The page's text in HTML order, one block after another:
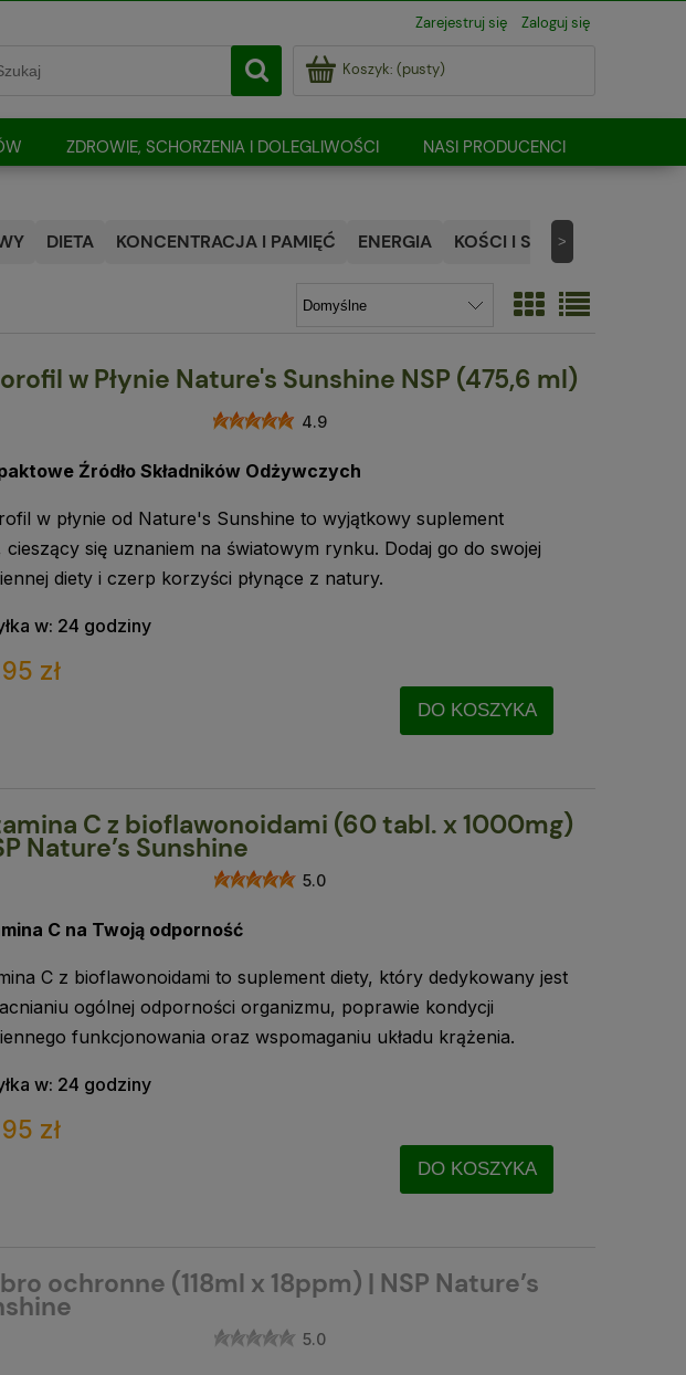
Zarejestruj się Zaloguj się
Koszyk: (pusty)
ZDROWIE, SCHORZENIA I DOLEGLIWOŚCI
NASI PRODUCENCI
DIETA KONCENTRACJA I PAMIĘĆ ENERGIA KOŚCI I STAWY
>
w Płynie Nature's Sunshine NSP (475,6 ml)
4.9
Źródło Składników Odżywczych
w płynie od Nature's Sunshine to wyjątkowy suplement
cieszący się uznaniem na światowym rynku. Dodaj go do swojej
diety i czerp korzyści płynące z natury.
w: 24 godziny
zł
DO KOSZYKA
C z bioflawonoidami (60 tabl. x 1000mg)
Nature’s Sunshine
5.0
C na Twoją odporność
C z bioflawonoidami to suplement diety, który dedykowany jest
ogólnej odporności organizmu, poprawie kondycji
funkcjonowania oraz wspomaganiu układu krążenia.
w: 24 godziny
zł
DO KOSZYKA
ochronne (118ml x 18ppm) | NSP Nature’s
5.0